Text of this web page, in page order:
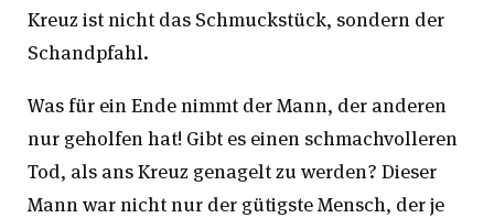
Kreuz ist nicht das Schmuckstück, sondern der
Schandpfahl.
Was für ein Ende nimmt der Mann, der anderen
nur geholfen hat! Gibt es einen schmachvolleren
Tod, als ans Kreuz genagelt zu werden? Dieser
Mann war nicht nur der gütigste Mensch, der je